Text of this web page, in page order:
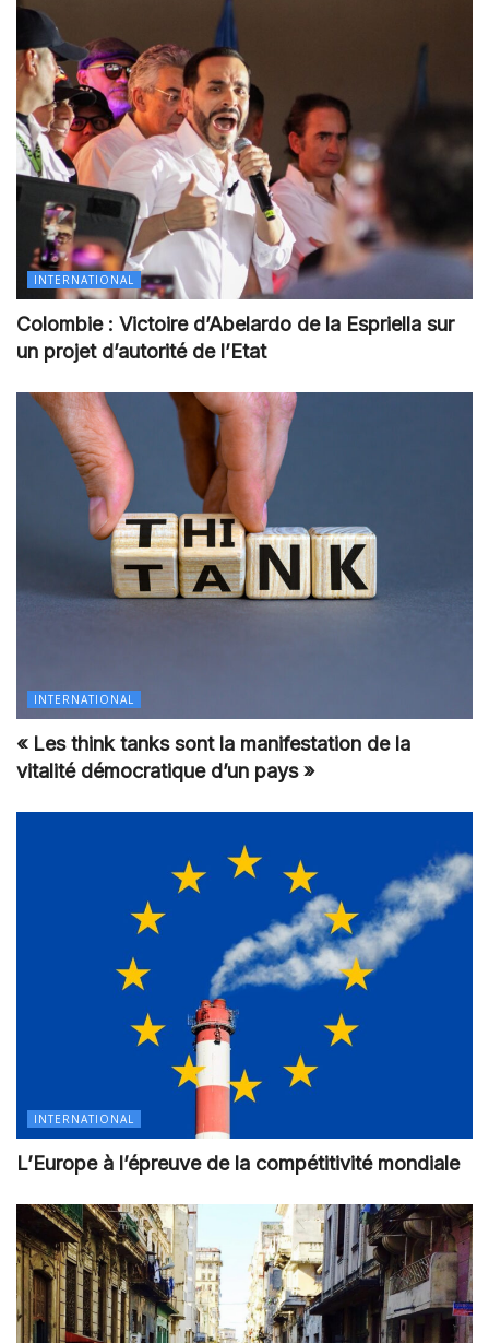
INTERNATIONAL
Colombie : Victoire d’Abelardo de la Espriella sur
un projet d’autorité de l’Etat
INTERNATIONAL
« Les think tanks sont la manifestation de la
vitalité démocratique d’un pays »
INTERNATIONAL
L’Europe à l’épreuve de la compétitivité mondiale